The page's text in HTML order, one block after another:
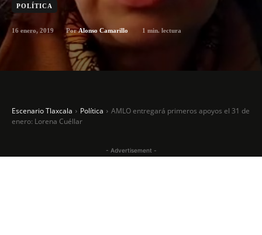
POLÍTICA
16 enero, 2019 Por Alonso Camarillo 1 min. lectura
Escenario Tlaxcala Política
AMLO entregará primeros apoyos el 31 de
enero: Lorena Cuéllar
- Advertisement -